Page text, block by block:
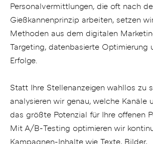
Personalvermittlungen, die oft nach
Gießkannenprinzip arbeiten, setzen
Methoden aus dem digitalen
Targeting, datenbasierte Optimierung
Erfolge.
Statt Ihre Stellenanzeigen wahllos zu
analysieren wir genau, welche Kanäle
das größte Potenzial für Ihre offenen
Mit A/B-Testing optimieren wir